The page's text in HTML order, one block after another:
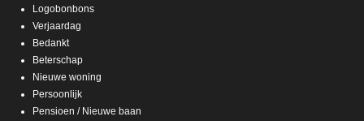
Logobonbons
Verjaardag
Bedankt
Beterschap
Nieuwe woning
Persoonlijk
Pensioen / Nieuwe baan